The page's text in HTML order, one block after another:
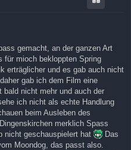
gemacht, an der ganzen Art
für mioch bekloppten Spring
erträglicher und es gab auch nicht
gab ich dem Film eine
bald nicht mehr und auch der
ich nicht als echte Handlung
beim Ausleben des
merklich Spass
nicht geschauspielert hat
Das
Moondog, das passt also.